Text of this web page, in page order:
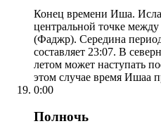
Конец времени Иша.
центральной точке
(Фаджр). Середина
составляет 23:07. В
летом может наступать
этом случае время Ишаа
0:00
Полночь